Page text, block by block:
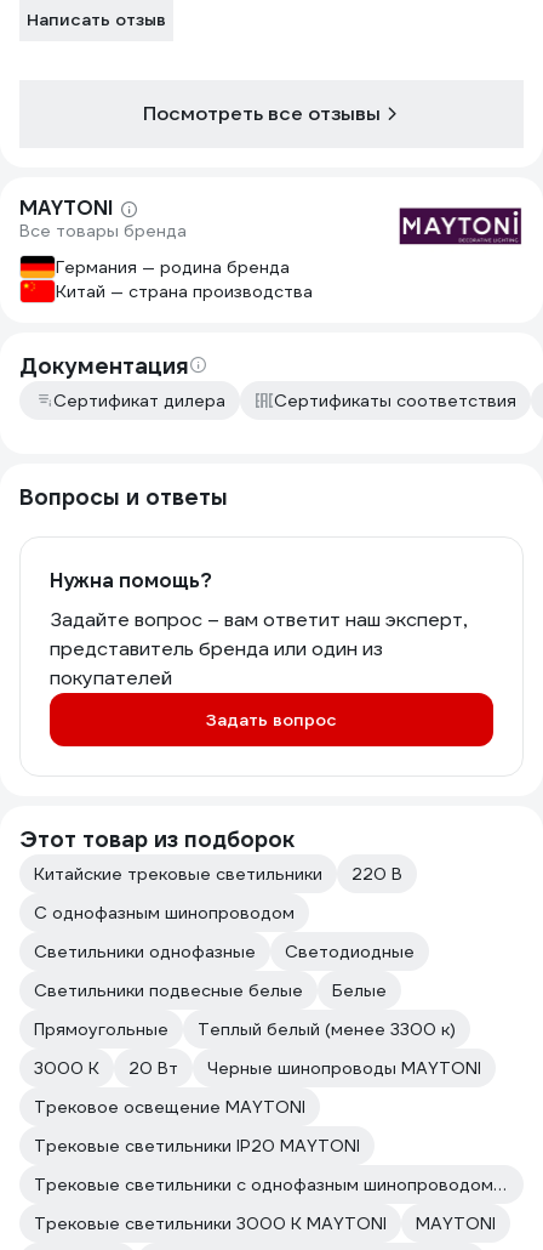
Написать отзыв
Посмотреть все отзывы
MAYTONI
Все товары бренда
Германия — родина бренда
Китай — страна производства
Документация
Сертификат дилера Сертификаты соответствия
Вопросы и ответы
Нужна помощь?
Задайте вопрос – вам ответит наш эксперт,
представитель бренда или один из
покупателей
Задать вопрос
Этот товар из подборок
Китайские трековые светильники
220 В
С однофазным шинопроводом
Светильники однофазные
Светодиодные
Светильники подвесные белые
Белые
Прямоугольные
Теплый белый (менее 3300 к)
3000 К
20 Вт
Черные шинопроводы MAYTONI
Трековое освещение MAYTONI
Трековые светильники IP20 MAYTONI
Трековые светильники с однофазным шинопроводом MAYTONI
Трековые светильники 3000 К MAYTONI
MAYTONI